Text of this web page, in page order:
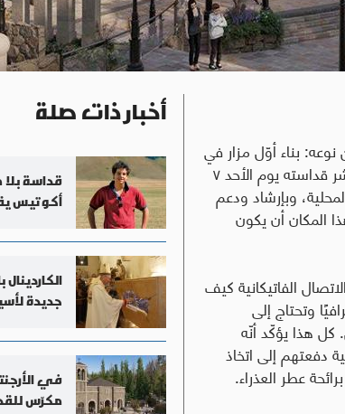
بناء أوّل مزار في
العالم مكرّس للقديس كارلو أكوتيس، الشاب الإيطالي الذي أعلن البابا لاون الرابع عشر قداسته يوم الأحد ٧
وبإرشاد ودعم
المكان أن يكون
الفاتيكانية كيف
وتحتاج إلى
هذا يؤكّد أنّه
دفعتهم إلى اتخاذ
برائحة عطر العذراء.
أخبار ذات صلة
قداسة بلا
أكوتيس
جديدة
في
مكرّس